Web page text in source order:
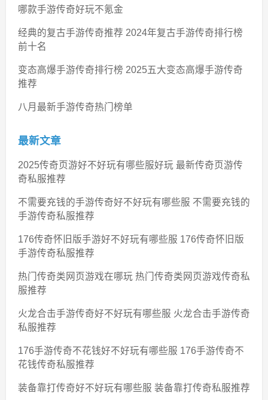
哪款手游传奇好玩不氪金
经典的复古手游传奇推荐 2024年复古手游传奇排行榜
前十名
变态高爆手游传奇排行榜 2025五大变态高爆手游传奇
推荐
八月最新手游传奇热门榜单
最新文章
2025传奇页游好不好玩有哪些服好玩 最新传奇页游传
奇私服推荐
不需要充钱的手游传奇好不好玩有哪些服 不需要充钱的
手游传奇私服推荐
176传奇怀旧版手游好不好玩有哪些服 176传奇怀旧版
手游传奇私服推荐
热门传奇类网页游戏在哪玩 热门传奇类网页游戏传奇私
服推荐
火龙合击手游传奇好不好玩有哪些服 火龙合击手游传奇
私服推荐
176手游传奇不花钱好不好玩有哪些服 176手游传奇不
花钱传奇私服推荐
装备靠打传奇好不好玩有哪些服 装备靠打传奇私服推荐